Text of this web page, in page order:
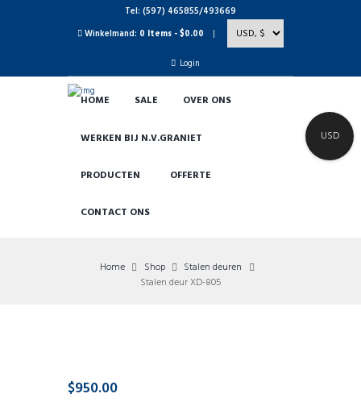
Tel: (597) 465855/493669
Winkelmand: 0 Items-$0.00
Login
HOME SALE OVER ONS
WERKEN BIJ N.V.GRANIET
PRODUCTEN OFFERTE
CONTACT ONS
Home Shop
Stalen deuren
Stalen deur XD-805
$950.00
USD